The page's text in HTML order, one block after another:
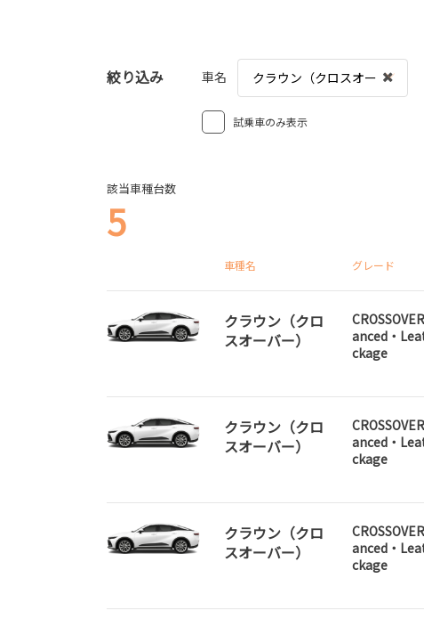
絞り込み 車名
クラウン（クロスオー
試乗車のみ表示
該当車種台数
5
車種名 グレード
クラウン（クロ
スオーバー）
anced・
ckage
クラウン（クロ
スオーバー）
anced・
ckage
クラウン（クロ
スオーバー）
anced・
ckage